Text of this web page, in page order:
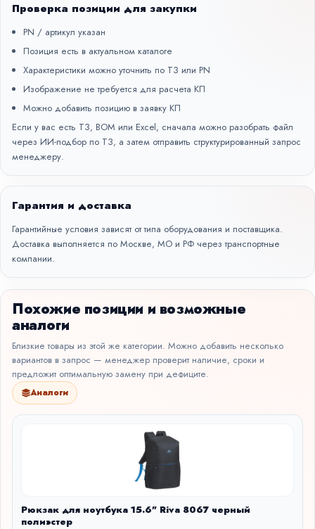
Проверка позиции для закупки
PN / артикул указан
Позиция есть в актуальном каталоге
Характеристики можно уточнить по ТЗ или PN
Изображение не требуется для расчета КП
Можно добавить позицию в заявку КП
Если у вас есть ТЗ, BOM или Excel, сначала можно разобрать файл
через ИИ-подбор по ТЗ, а затем отправить структурированный запрос
менеджеру.
Гарантия и доставка
Гарантийные условия зависят от типа оборудования и поставщика.
Доставка выполняется по Москве, МО и РФ через транспортные
компании.
Похожие позиции и возможные
аналоги
Близкие товары из этой же категории. Можно добавить несколько
вариантов в запрос — менеджер проверит наличие, сроки и
предложит оптимальную замену при дефиците.
Аналоги
Рюкзак для ноутбука 15.6" Riva 8067 черный
полиэстер